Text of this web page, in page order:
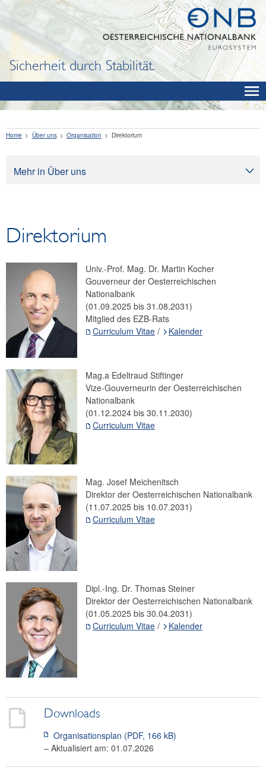
Sicherheit durch Stabilität.
Mehr in Über uns
Organisation
Direktorium
OeNB West
Repräsentanz Brüssel
Beteiligungen
ESG-Nachhaltigkeit
Rechtliche Grundlagen
Jahresabschluss
Unternehmensgeschichte
Bankhistorisches Archiv
Geldmuseum
OeNB-Finanzbildung
Forschungsförderung
Kunst und Kultur
Home Über uns Organisation Direktorium
Direktorium
Univ.-Prof. Mag. Dr. Martin Kocher
Gouverneur der Oesterreichischen
Nationalbank
(01.09.2025 bis 31.08.2031)
Mitglied des EZB-Rats
Curriculum Vitae / Kalender
Mag.a Edeltraud Stiftinger
Vize-Gouverneurin der Oesterreichischen
Nationalbank
(01.12.2024 bis 30.11.2030)
Curriculum Vitae
Mag. Josef Meichenitsch
Direktor der Oesterreichischen Nationalbank
(11.07.2025 bis 10.07.2031)
Curriculum Vitae
Dipl.-Ing. Dr. Thomas Steiner
Direktor der Oesterreichischen Nationalbank
(01.05.2025 bis 30.04.2031)
Curriculum Vitae / Kalender
Downloads
Organisationsplan (PDF, 166 kB)
– Aktualisiert am:01.07.2026